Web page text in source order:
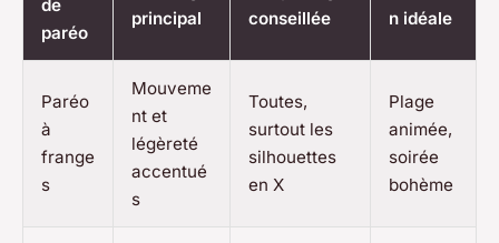
de
paréo
principal
conseillée
n idéale
Paréo
à
frange
s
Mouveme
nt et
légèreté
accentué
s
Toutes,
surtout les
silhouettes
en X
Plage
animée,
soirée
bohème